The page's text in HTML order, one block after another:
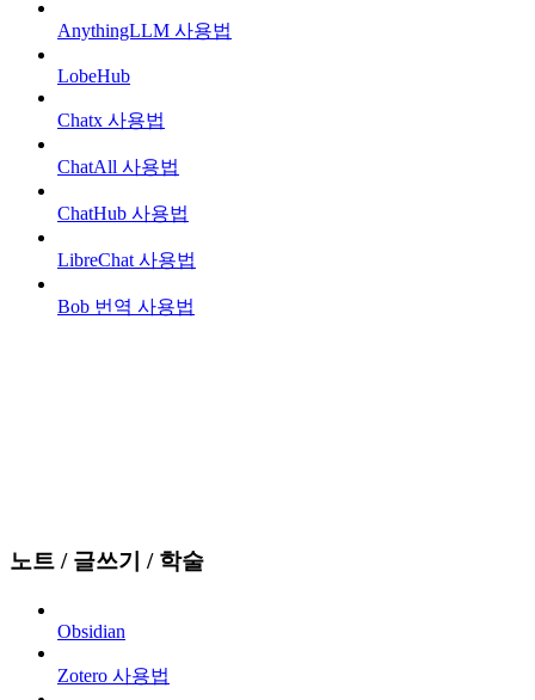
AnythingLLM 사용법
LobeHub
Chatx 사용법
ChatAll 사용법
ChatHub 사용법
LibreChat 사용법
Bob 번역 사용법
노트 / 글쓰기 / 학술
Obsidian
Zotero 사용법